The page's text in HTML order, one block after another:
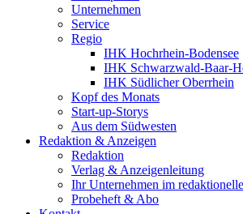
Unternehmen
Service
Regio
IHK Hochrhein-Bodensee
IHK Schwarzwald-Baar-
IHK Südlicher Oberrhein
Kopf des Monats
Start-up-Storys
Aus dem Südwesten
Redaktion & Anzeigen
Redaktion
Verlag & Anzeigenleitung
Ihr Unternehmen im
Probeheft & Abo